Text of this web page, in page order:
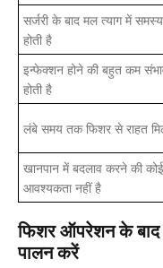
सर्जरी के बाद मल त्याग में
होती है
इन्फेक्शन होने की बहुत कम
होती है
लंबे समय तक फिशर से राहत
खानपान में बदलाव करने की कोई
आवश्यकता नहीं है
फिशर ऑपरेशन के बाद
पालन करें